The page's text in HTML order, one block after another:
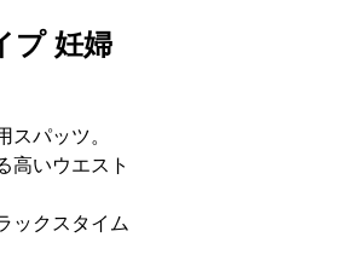
プ 妊婦
パッツ。
高いウエスト
ックスタイム